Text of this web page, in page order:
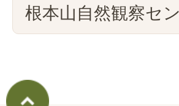
根本山自然観察セ